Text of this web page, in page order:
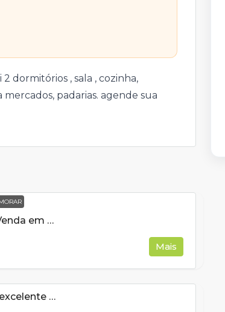
dormitórios , sala , cozinha,
padarias. agende sua
Casa Nova e Plana com 77m² a Venda em Cambui MG
Mais
Casa de esquina com 210m² em excelente bairro a venda em Cambuí MG